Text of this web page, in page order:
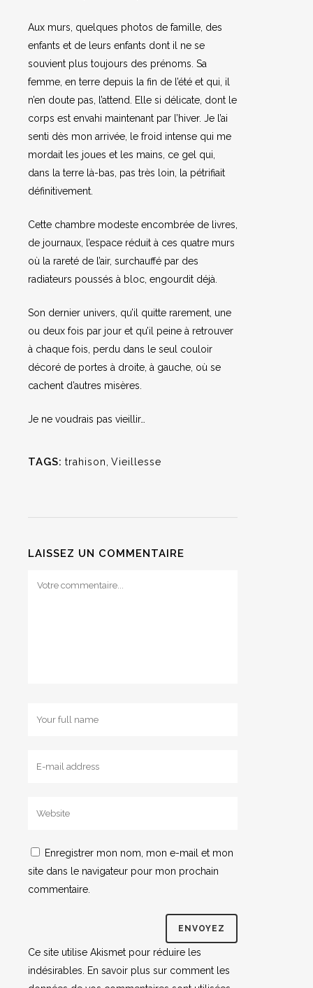
Aux murs, quelques photos de famille, des
enfants et de leurs enfants dont il ne se
souvient plus toujours des prénoms. Sa
femme, en terre depuis la fin de l’été et qui, il
n’en doute pas, l’attend. Elle si délicate, dont le
corps est envahi maintenant par l’hiver. Je l’ai
senti dès mon arrivée, le froid intense qui me
mordait les joues et les mains, ce gel qui,
dans la terre là-bas, pas très loin, la pétrifiait
définitivement.
Cette chambre modeste encombrée de livres,
de journaux, l’espace réduit à ces quatre murs
où la rareté de l’air, surchauffé par des
radiateurs poussés à bloc, engourdit déjà.
Son dernier univers, qu’il quitte rarement, une
ou deux fois par jour et qu’il peine à retrouver
à chaque fois, perdu dans le seul couloir
décoré de portes à droite, à gauche, où se
cachent d’autres misères.
Je ne voudrais pas vieillir…
TAGS: trahison Vieillesse
LAISSEZ UN COMMENTAIRE
Enregistrer mon nom, mon e-mail et mon
site dans le navigateur pour mon prochain
commentaire.
Ce site utilise Akismet pour réduire les
indésirables.
En savoir plus sur comment les